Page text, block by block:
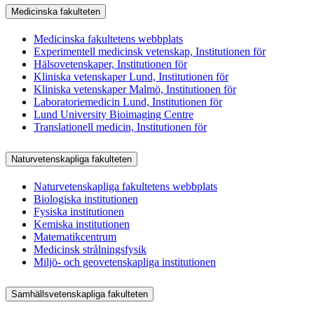
Medicinska fakulteten
Medicinska fakultetens webbplats
Experimentell medicinsk vetenskap, Institutionen för
Hälsovetenskaper, Institutionen för
Kliniska vetenskaper Lund, Institutionen för
Kliniska vetenskaper Malmö, Institutionen för
Laboratoriemedicin Lund, Institutionen för
Lund University Bioimaging Centre
Translationell medicin, Institutionen för
Naturvetenskapliga fakulteten
Naturvetenskapliga fakultetens webbplats
Biologiska institutionen
Fysiska institutionen
Kemiska institutionen
Matematikcentrum
Medicinsk strålningsfysik
Miljö- och geovetenskapliga institutionen
Samhällsvetenskapliga fakulteten